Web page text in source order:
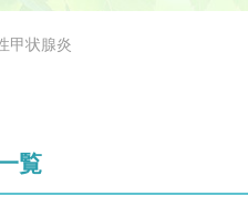
甲状腺炎
覧